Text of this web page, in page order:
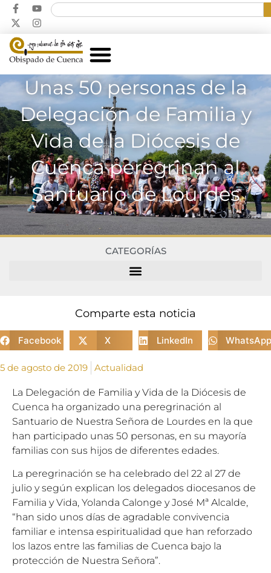
Unas 50 personas de la
Delegación de Familia y
Vida de la Diócesis de
Cuenca peregrinan al
Santuario de Lourdes
CATEGORÍAS
Comparte esta noticia
Facebook X LinkedIn WhatsApp
5 de agosto de 2019 Actualidad
La Delegación de Familia y Vida de la Diócesis de
Cuenca ha organizado una peregrinación al
Santuario de Nuestra Señora de Lourdes en la que
han participado unas 50 personas, en su mayoría
familias con sus hijos de diferentes edades.
La peregrinación se ha celebrado del 22 al 27 de
julio y según explican los delegados diocesanos de
Familia y Vida, Yolanda Calonge y José Mª Alcalde,
“han sido unos días de agradable convivencia
familiar e intensa espiritualidad que han reforzado
los lazos entre las familias de Cuenca bajo la
protección de Nuestra Señora”.